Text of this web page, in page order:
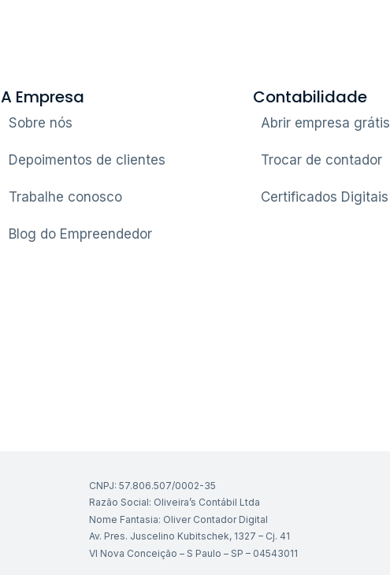
A Empresa
Sobre nós
Depoimentos de clientes
Trabalhe conosco
Blog do Empreendedor
Contabilidade
Abrir empresa grátis
Trocar de contador
Certificados Digitais
CNPJ: 57.806.507/0002-35
Razão Social: Oliveira’s Contábil Ltda
Nome Fantasia: Oliver Contador Digital
Av. Pres. Juscelino Kubitschek, 1327 – Cj. 41
Vl Nova Conceição – S Paulo – SP – 04543011